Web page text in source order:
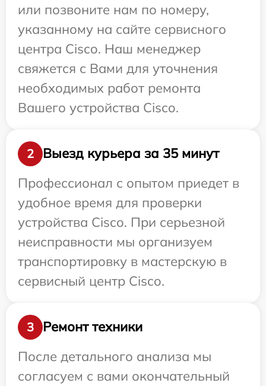
или позвоните нам по номеру,
указанному на сайте сервисного
центра Cisco. Наш менеджер
свяжется с Вами для уточнения
необходимых работ ремонта
Вашего устройства Cisco.
2
Выезд курьера за 35 минут
Профессионал с опытом приедет в
удобное время для проверки
устройства Cisco. При серьезной
неисправности мы организуем
транспортировку в мастерскую в
сервисный центр Cisco.
3
Ремонт техники
После детального анализа мы
согласуем с вами окончательный